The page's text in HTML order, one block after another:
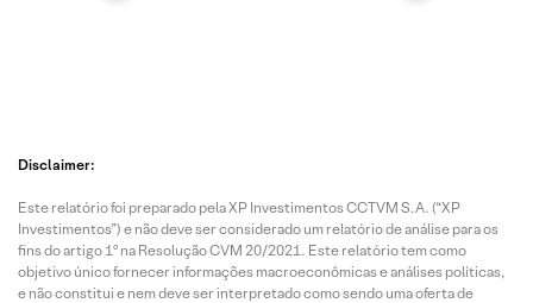
Disclaimer:
Este relatório foi preparado pela XP Investimentos CCTVM S.A. (“XP
Investimentos”) e não deve ser considerado um relatório de análise para os
fins do artigo 1º na Resolução CVM 20/2021. Este relatório tem como
objetivo único fornecer informações macroeconômicas e análises políticas,
e não constitui e nem deve ser interpretado como sendo uma oferta de